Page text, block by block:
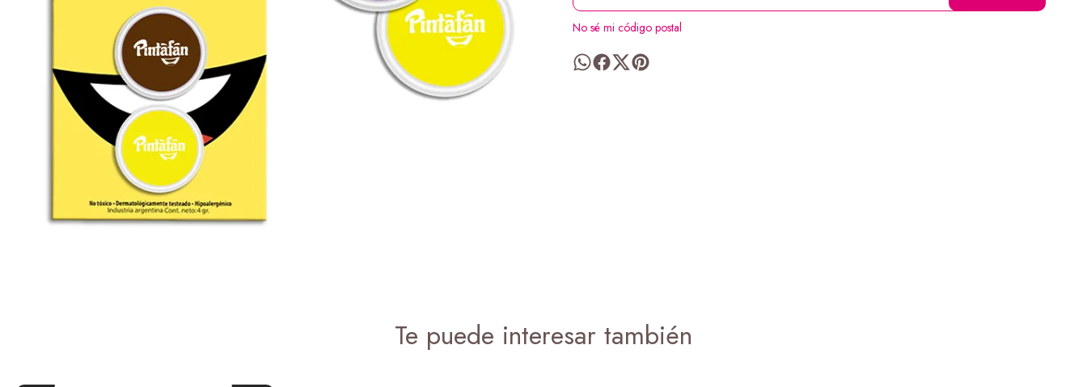
No sé mi código postal
Te puede interesar también